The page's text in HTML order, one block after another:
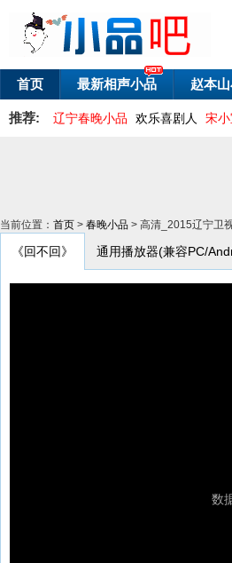
首页 最新相声小品 赵本
推荐: 辽宁春晚小品 欢乐喜剧人 宋小
当前位置： 首页 > 春晚小品 > 高清_2015辽宁卫
《回不回》 通用播放器(兼容PC/